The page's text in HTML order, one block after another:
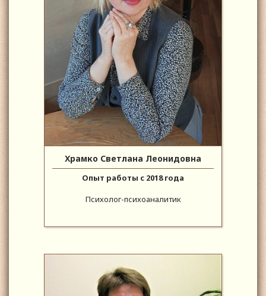
Храмко Светлана Леонидовна
Опыт работы с 2018 года
Психолог-психоаналитик